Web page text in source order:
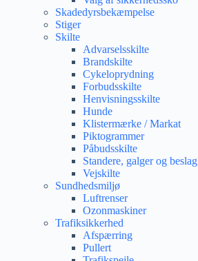
Skadedyrsbekæmpelse
Stiger
Skilte
Advarselsskilte
Brandskilte
Cykeloprydning
Forbudsskilte
Henvisningsskilte
Hunde
Klistermærke / Markat
Piktogrammer
Påbudsskilte
Standere, galger og beslag
Vejskilte
Sundhedsmiljø
Luftrenser
Ozonmaskiner
Trafiksikkerhed
Afspærring
Pullert